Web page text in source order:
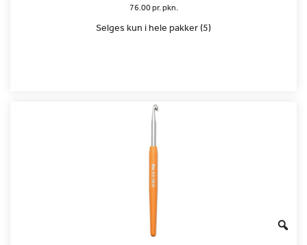
76.00 pr. pkn.
Selges kun i hele pakker (5)